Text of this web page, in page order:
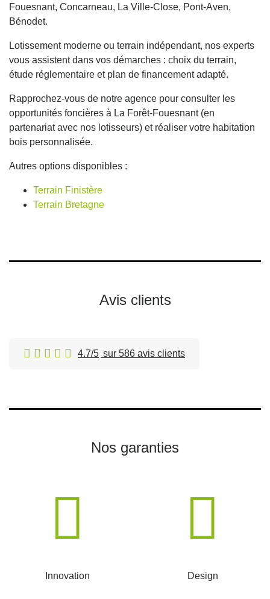
Fouesnant, Concarneau, La Ville-Close, Pont-Aven,
Bénodet.
Lotissement moderne ou terrain indépendant, nos experts
vous assistent dans vos démarches : choix du terrain,
étude réglementaire et plan de financement adapté.
Rapprochez-vous de notre agence pour consulter les
opportunités foncières à La Forêt-Fouesnant (en
partenariat avec nos lotisseurs) et réaliser votre habitation
bois personnalisée.
Autres options disponibles :
Terrain Finistère
Terrain Bretagne
Avis clients
4.7/5 sur 586 avis clients
Nos garanties
Innovation Design